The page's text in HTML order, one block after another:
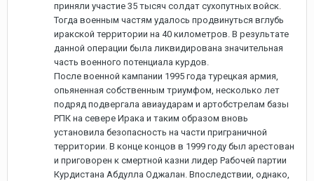
приняли участие 35 тысяч солдат сухопутных войск.
Тогда военным частям удалось продвинуться вглубь
иракской территории на 40 километров. В результате
данной операции была ликвидирована значительная
часть военного потенциала курдов.
После военной кампании 1995 года турецкая армия,
опьяненная собственным триумфом, несколько лет
подряд подвергала авиаударам и артобстрелам базы
РПК на севере Ирака и таким образом вновь
установила безопасность на части приграничной
территории. В конце концов в 1999 году был арестован
и приговорен к смертной казни лидер Рабочей партии
Курдистана Абдулла Оджалан. Впоследствии, однако,